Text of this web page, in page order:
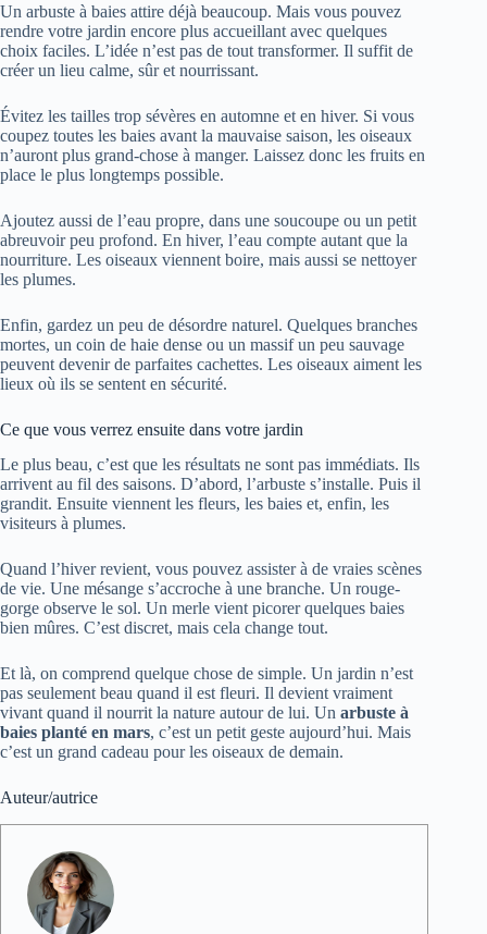
Un arbuste à baies attire déjà beaucoup. Mais vous pouvez
rendre votre jardin encore plus accueillant avec quelques
choix faciles. L’idée n’est pas de tout transformer. Il suffit de
créer un lieu calme, sûr et nourrissant.
Évitez les tailles trop sévères en automne et en hiver. Si vous
coupez toutes les baies avant la mauvaise saison, les oiseaux
n’auront plus grand-chose à manger. Laissez donc les fruits en
place le plus longtemps possible.
Ajoutez aussi de l’eau propre, dans une soucoupe ou un petit
abreuvoir peu profond. En hiver, l’eau compte autant que la
nourriture. Les oiseaux viennent boire, mais aussi se nettoyer
les plumes.
Enfin, gardez un peu de désordre naturel. Quelques branches
mortes, un coin de haie dense ou un massif un peu sauvage
peuvent devenir de parfaites cachettes. Les oiseaux aiment les
lieux où ils se sentent en sécurité.
Ce que vous verrez ensuite dans votre jardin
Le plus beau, c’est que les résultats ne sont pas immédiats. Ils
arrivent au fil des saisons. D’abord, l’arbuste s’installe. Puis il
grandit. Ensuite viennent les fleurs, les baies et, enfin, les
visiteurs à plumes.
Quand l’hiver revient, vous pouvez assister à de vraies scènes
de vie. Une mésange s’accroche à une branche. Un rouge-
gorge observe le sol. Un merle vient picorer quelques baies
bien mûres. C’est discret, mais cela change tout.
Et là, on comprend quelque chose de simple. Un jardin n’est
pas seulement beau quand il est fleuri. Il devient vraiment
vivant quand il nourrit la nature autour de lui. Un arbuste à
baies planté en mars, c’est un petit geste aujourd’hui. Mais
c’est un grand cadeau pour les oiseaux de demain.
Auteur/autrice